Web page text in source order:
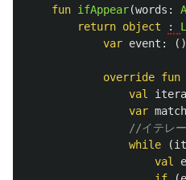
fun ifAppear(words :
return object :
var event : ()
override fun
val
var
//イテレー
while
(
val